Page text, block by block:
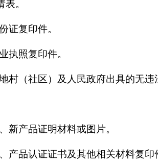
。
证复印件。
执照复印件。
村（社区）及人民政府出具的无
新产品证明材料或图片。
产品认证证书及其他相关材料复印